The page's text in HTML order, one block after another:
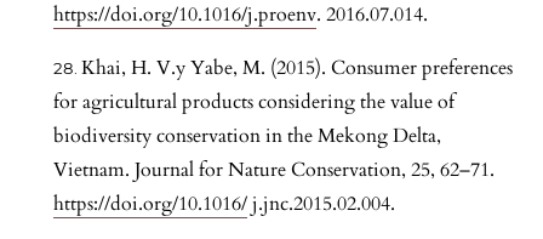
https://doi.org/10.1016/j.proenv. 2016.07.014.
Khai, H. V.y Yabe, M. (2015). Consumer preferences
for agricultural products considering the value of
biodiversity conservation in the Mekong Delta,
Vietnam. Journal for Nature Conservation, 25, 62–71.
https://doi.org/10.1016/j.jnc.2015.02.004.